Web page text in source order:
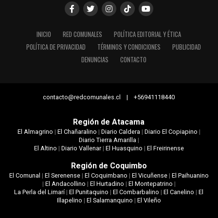
INICIO RED COMUNALES
POLÍTICA EDITORIAL Y ÉTICA
POLÍTICA DE PRIVACIDAD
TÉRMINOS Y CONDICIONES
PUBLICIDAD
DENUNCIAS
CONTACTO
contacto@redcomunales.cl | +56941118440
Región de Atacama
El Almagrino | El Chañaralino | Diario Caldera| Diario El Copiapino |
Diario Tierra Amarilla|
El Altino | Diario Vallenar| El Huasquino | El Freirinense
Región de Coquimbo
El Comunal | El Serenense| El Coquimbano | El Vicuñense| El Paihuanino
| El Andacollino | El Hurtadino | El Montepatrino |
La Perla del Limarí|El Punitaquino |El Combarbalino |El Canelino |El
Illapelino | El Salamanquino | El Vileño